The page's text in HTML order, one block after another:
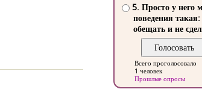
5. Просто у него
поведения такая:
обещать и не
Всего проголосовало
1 человек
Прошлые опросы